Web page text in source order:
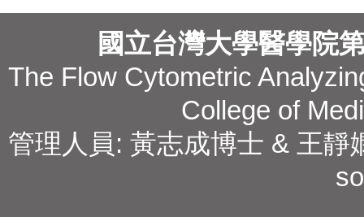
國立台灣大學醫學院
The Flow Cytometric
College of
管理人員: 黃志成博士 & 王靜